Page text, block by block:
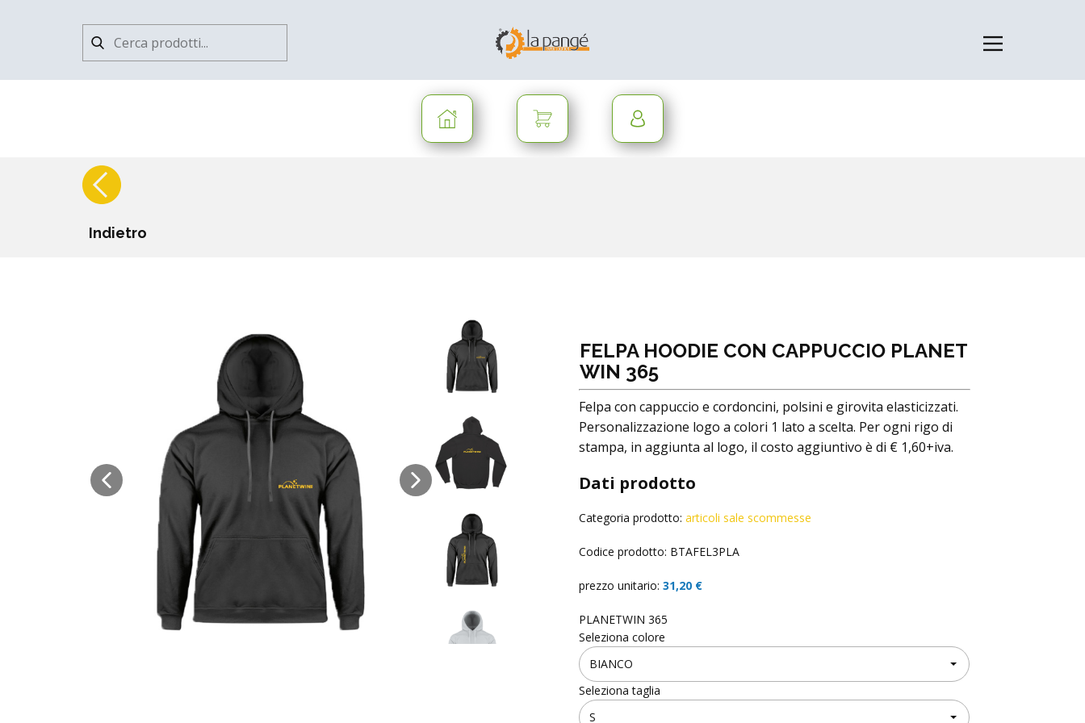
Indietro
FELPA HOODIE CON CAPPUCCIO PLANET
WIN 365
Felpa con cappuccio e cordoncini, polsini e girovita elasticizzati.
Personalizzazione logo a colori 1 lato a scelta. Per ogni rigo di
stampa, in aggiunta al logo, il costo aggiuntivo è di € 1,60+iva.
Dati prodotto
Categoria prodotto: articoli sale scommesse
Codice prodotto: BTAFEL3PLA
prezzo unitario: 31,20 €
PLANETWIN 365
Seleziona colore
Seleziona taglia